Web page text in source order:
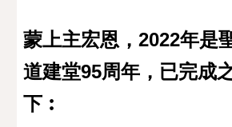
蒙上主宏恩，2022年是
道建堂95周年，已完成
下︰